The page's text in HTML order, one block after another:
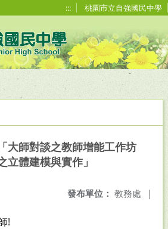
::: 桃園市立自強國民中學
大師對談之教師增能工作坊
立體建模與實作」
發布單位： 教務處 |
!